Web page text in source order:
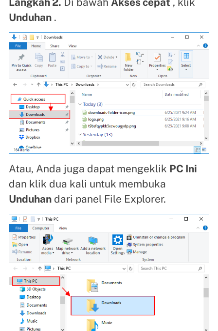
Unduhan.
Atau, Anda juga dapat mengeklik PC Ini
dan klik dua kali untuk membuka
Unduhandari panel File Explorer.